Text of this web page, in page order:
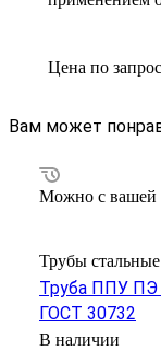
Цена по запр
Вам может
Можно с вашей
Трубы
Труба ППУ ПЭ
ГОСТ 30732
В наличии